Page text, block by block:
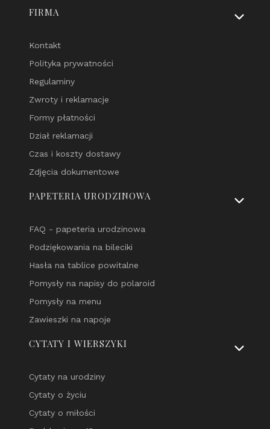
Linki w stopce
FIRMA
Kontakt
Polityka prywatności
Regulaminy
Zwroty i reklamacje
Formy płatności
Dział reklamacji
Czas i koszty dostawy
Zdjęcia dokumentowe
PAPETERIA URODZINOWA
FAQ - papeteria urodzinowa
Podziękowania na bileciki
Hasła na tablice powitalne
Pomysły na napisy do polaroid
Pomysły na menu
Zawieszki na napoje
CYTATY I WIERSZYKI
Cytaty na urodziny
Cytaty o życiu
Cytaty o miłości